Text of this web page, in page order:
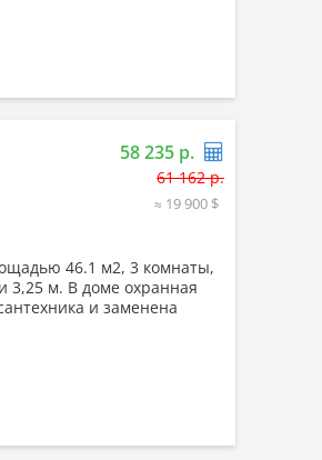
58 235 р.
61 162 р.
≈ 19 900 $
46.1 м2, 3 комнаты,
3,25 м. В доме охранная
и заменена